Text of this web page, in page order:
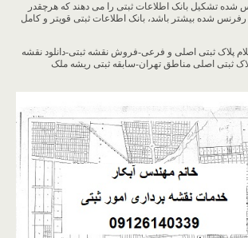
شده تشکیل بانک اطلاعات ثبتی را می دهند که هرچقدر
رفرنس شده بیشتر باشد، بانک اطلاعات ثبتی قویتر و کامل
پلاک ثبتی اصلی و فرعی-فروش نقشه ثبتی-دانلود نقشه
ثبتی اصلی مناطق تهران-سابقه ثبتی ریشه ملک